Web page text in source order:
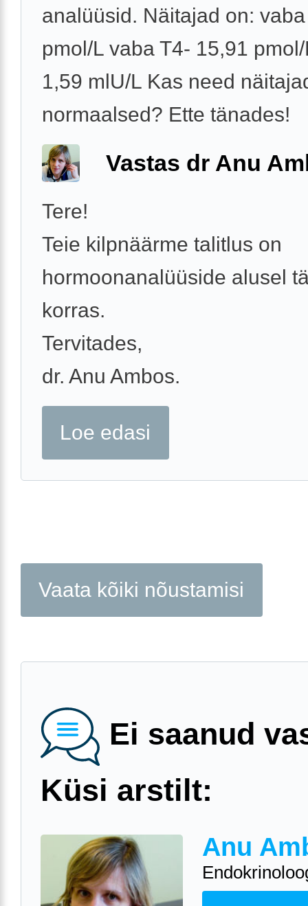
analüüsid. Näitajad on:
pmol/L vaba T4- 15,91
1,59 mlU/L Kas need
normaalsed? Ette tänades!
Vastas dr Anu
Tere!
Teie kilpnäärme talitlus on
hormoonanalüüside alusel
korras.
Tervitades,
dr. Anu Ambos.
Loe edasi
Vaata kõiki nõustamisi
Ei saanud
Küsi arstilt:
Anu